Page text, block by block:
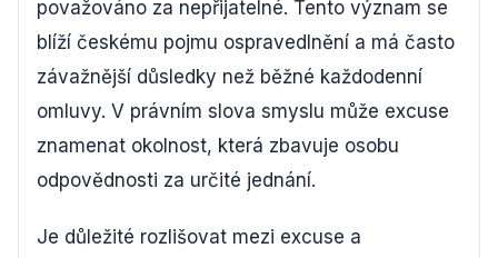
považováno za nepřijatelné. Tento význam se
blíží českému pojmu ospravedlnění a má často
závažnější důsledky než běžné každodenní
omluvy. V právním slova smyslu může excuse
znamenat okolnost, která zbavuje osobu
odpovědnosti za určité jednání.
Je důležité rozlišovat mezi excuse a